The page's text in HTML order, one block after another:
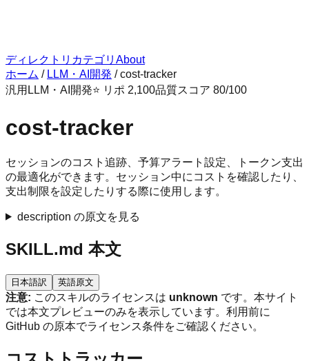
ディレクトリ カテゴリ About
ホーム / LLM・AI開発 /cost-tracker
汎用 LLM・AI開発⭐ リポ 2,100品質スコア 80/100
cost-tracker
セッションのコスト追跡、予算アラート設定、トークン支出
の最適化ができます。セッション中にコストを確認したり、
支出制限を設定したりする際に使用します。
description の原文を見る
SKILL.md 本文
日本語訳 英語原文
注意: このスキルのライセンスは unknown です。本サイト
では本文プレビューのみを表示しています。利用前に
GitHub の原本でライセンス条件をご確認ください。